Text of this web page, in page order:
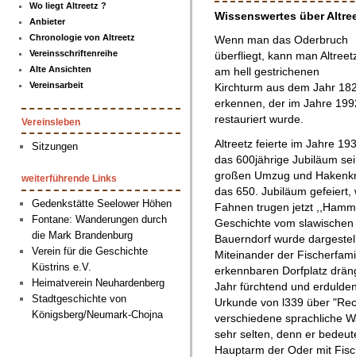
Wo liegt Altreetz ?
Anbieter
Chronologie von Altreetz
Vereinsschriftenreihe
Alte Ansichten
Vereinsarbeit
Vereinsleben
Sitzungen
weiterführende Links
Gedenkstätte Seelower Höhen
Fontane: Wanderungen durch
die Mark Brandenburg
Verein für die Geschichte
Küstrins e.V.
Heimatverein Neuhardenberg
Stadtgeschichte von
Königsberg/Neumark-Chojna
Wissenswertes über
Wenn man das Oderbruch
überfliegt, kann man
am hell gestrichenen
Kirchturm aus dem Jahr
erkennen, der im Jahre
restauriert wurde.
Altreetz feierte im Jahre
das 600jährige Jubiläum
großen Umzug und
das 650. Jubiläum
Fahnen trugen jetzt
Geschichte vom
Bauerndorf wurde
Miteinander der
erkennbaren Dorfplatz
Jahr fürchtend und
Urkunde von l339 über
verschiedene sprachliche
sehr selten, denn er
Hauptarm der Oder mit